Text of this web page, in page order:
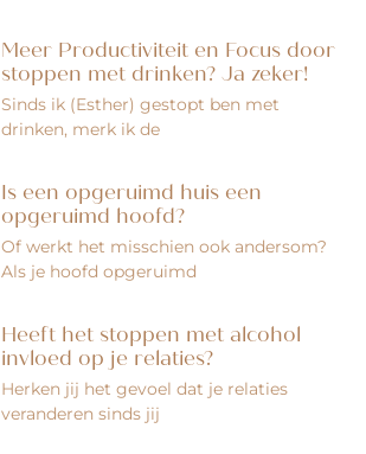
Meer Productiviteit en Focus door
stoppen met drinken? Ja zeker!
Sinds ik (Esther) gestopt ben met
drinken, merk ik de
Is een opgeruimd huis een
opgeruimd hoofd?
Of werkt het misschien ook andersom?
Als je hoofd opgeruimd
Heeft het stoppen met alcohol
invloed op je relaties?
Herken jij het gevoel dat je relaties
veranderen sinds jij